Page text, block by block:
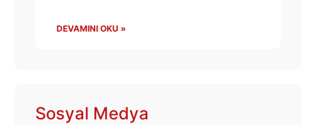
DEVAMINI OKU »
Sosyal Medya